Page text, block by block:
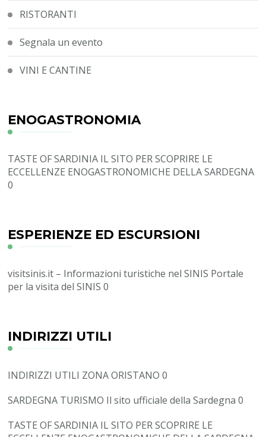
RISTORANTI
Segnala un evento
VINI E CANTINE
ENOGASTRONOMIA
TASTE OF SARDINIA IL SITO PER SCOPRIRE LE
ECCELLENZE ENOGASTRONOMICHE DELLA SARDEGNA
0
ESPERIENZE ED ESCURSIONI
visitsinis.it – Informazioni turistiche nel SINIS Portale
per la visita del SINIS 0
INDIRIZZI UTILI
INDIRIZZI UTILI ZONA ORISTANO 0
SARDEGNA TURISMO Il sito ufficiale della Sardegna 0
TASTE OF SARDINIA IL SITO PER SCOPRIRE LE